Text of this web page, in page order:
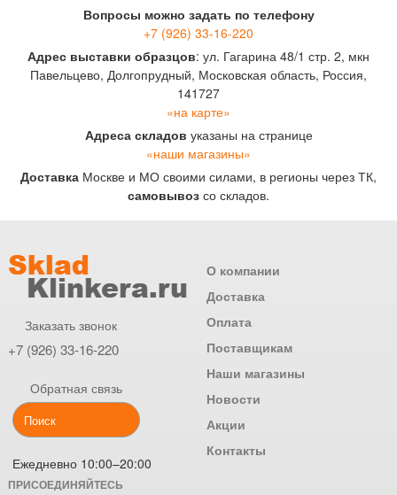
Вопросы можно задать по телефону
+7 (926) 33-16-220
Адрес выставки образцов: ул. Гагарина 48/1 стр. 2, мкн
Павельцево, Долгопрудный, Московская область, Россия,
141727
«на карте»
Адреса складов указаны на странице
«наши магазины»
Доставка Москве и МО своими силами, в регионы через ТК,
самовывоз со складов.
Заказать звонок
+7 (926) 33-16-220
Обратная связь
Ежедневно 10:00–20:00
О компании
Доставка
Оплата
Поставщикам
Наши магазины
Новости
Акции
Контакты
ПРИСОЕДИНЯЙТЕСЬ